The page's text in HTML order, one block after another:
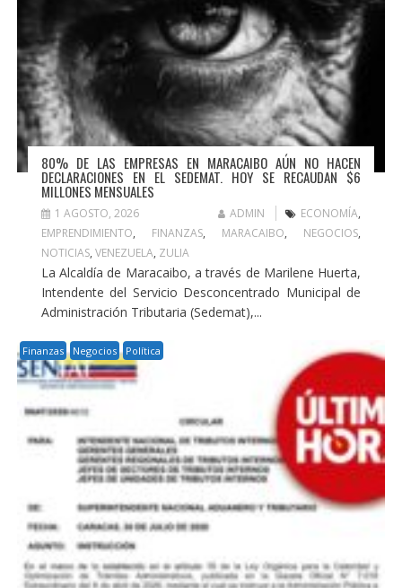
80% DE LAS EMPRESAS EN MARACAIBO AÚN NO HACEN
DECLARACIONES EN EL SEDEMAT. HOY SE RECAUDAN $6
MILLONES MENSUALES
1 AGOSTO, 2026 ADMIN ECONOMÍA,
EMPRENDIMIENTO, FINANZAS, MARACAIBO, NEGOCIOS,
NOTICIAS, VENEZUELA, ZULIA
La Alcaldía de Maracaibo, a través de Marilene Huerta,
Intendente del Servicio Desconcentrado Municipal de
Administración Tributaria (Sedemat),...
Finanzas Negocios Política